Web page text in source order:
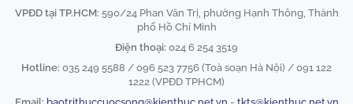
VPĐD tại TP.HCM: 590/24 Phan Văn Trị, phường Hạnh Thông, Thành
phố Hồ Chí Minh
Điện thoại: 024 6 254 3519
Hotline: 035 249 5588 / 096 523 7756 (Toà soạn Hà Nội) / 091 122
1222 (VPĐD TPHCM)